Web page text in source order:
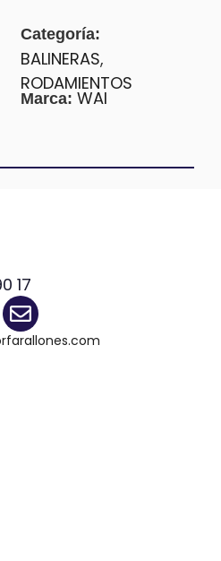
Categoría:
BALINERAS,
RODAMIENTOS
Marca: WAI
17